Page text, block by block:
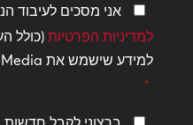
מדיניות
פרטיות
*
אני מסכים לעיבוד
למדיניות הפרטיות(כולל
למידע שישמש את Mood Media כדי ליצור איתי קשר.
*
שמור